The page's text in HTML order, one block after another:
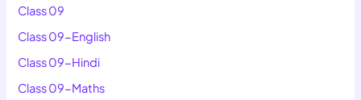
Class 09
Class 09-English
Class 09-Hindi
Class 09-Maths